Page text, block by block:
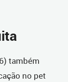
também
no pet